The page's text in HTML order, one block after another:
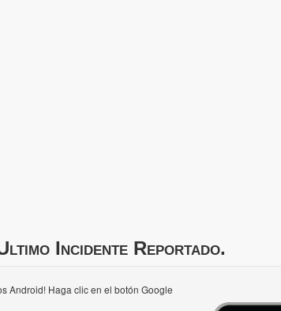
Incidente Reportado.
Android! Haga clic en el botón Google